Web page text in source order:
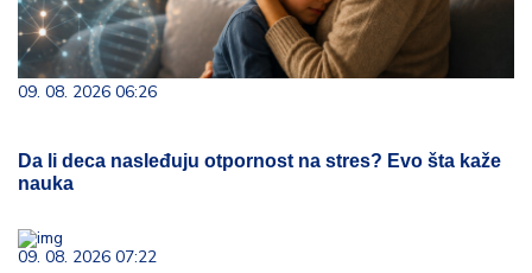
09. 08. 2026 06:26
Da li deca nasleđuju otpornost na stres? Evo šta kaže
nauka
09. 08. 2026 07:22